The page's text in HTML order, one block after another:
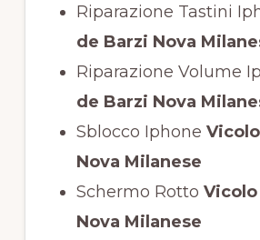
Riparazione Tastini
de Barzi Nova
Riparazione Volume
de Barzi Nova
Sblocco Iphone
Nova Milanese
Schermo Rotto
Nova Milanese